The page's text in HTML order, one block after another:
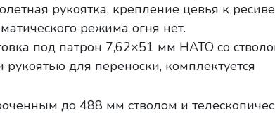
рукоятка, крепление цевья к
режима огня нет.
под патрон 7,62×51 мм НАТО со
для переноски, комплектуется
до 488 мм стволом и